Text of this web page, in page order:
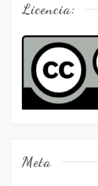
Licencia:
Meta